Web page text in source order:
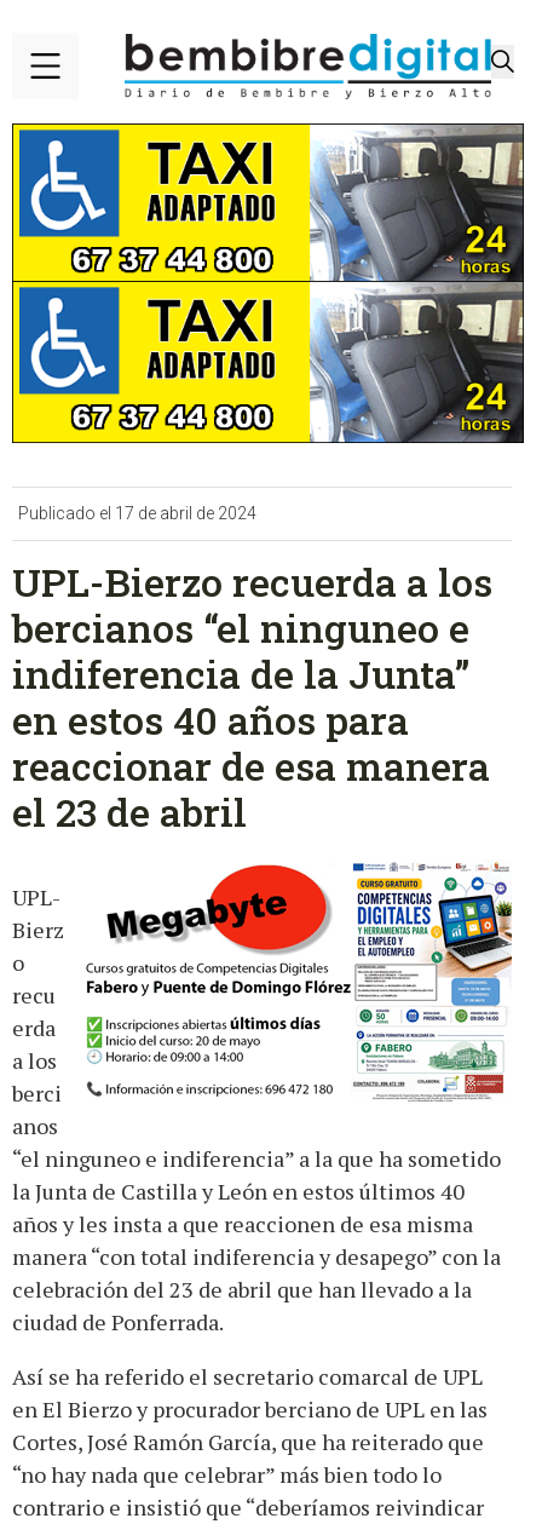
Publicado el 17 de abril de 2024
UPL-Bierzo recuerda a los
bercianos “el ninguneo e
indiferencia de la Junta”
en estos 40 años para
reaccionar de esa manera
el 23 de abril
UPL-
Bierz
o
recu
erda
a los
berci
anos
“el ninguneo e indiferencia” a la que ha sometido
la Junta de Castilla y León en estos últimos 40
años y les insta a que reaccionen de esa misma
manera “con total indiferencia y desapego” con la
celebración del 23 de abril que han llevado a la
ciudad de Ponferrada.
Así se ha referido el secretario comarcal de UPL
en El Bierzo y procurador berciano de UPL en las
Cortes, José Ramón García, que ha reiterado que
“no hay nada que celebrar” más bien todo lo
contrario e insistió que “deberíamos reivindicar